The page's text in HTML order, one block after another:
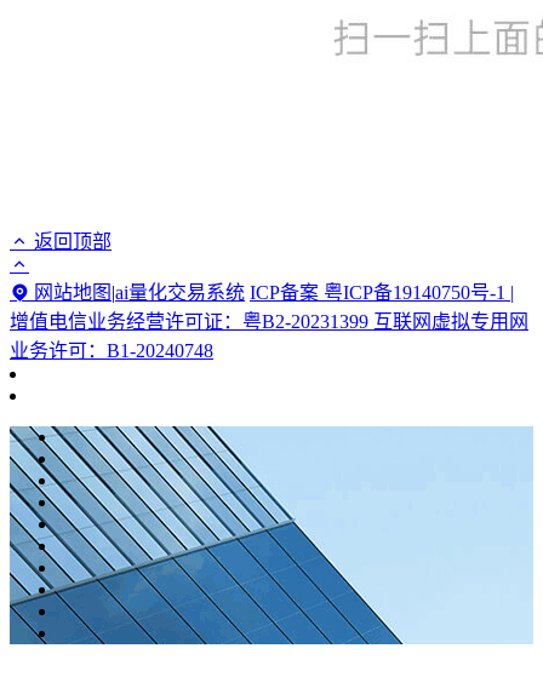
返回顶部
网站地图 |ai量化交易系统 ICP备案 粤ICP备19140750号-1 |
增值电信业务经营许可证：粤B2-20231399 互联网虚拟专用网
业务许可：B1-20240748